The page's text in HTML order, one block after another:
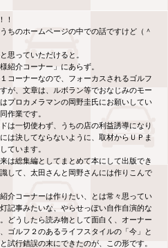
！
ちのホームページの中での話ですけど（＾
思っていただけると。
紹介コーナー」にあらず。
コーナーなので、フォーカスされるゴルフ
が、文章は、ルボラン等でおなじみのモー
プロカメラマンの岡野圭氏にお願いしてい
作業です。
は一切使わず、うちの店の利益誘導になり
は決してならないように、取材からＵＰま
ています。
は総集編としてまとめて本にして出版でき
して、太田さんと岡野さんには作りこんで
介コーナーは作りたい、とは常々思ってい
記事みたいな、やらせっぽい自作自演的な
どうしたら読み物として面白く、オーナー
ゴルフ２のあるライフスタイルの「今」と
試行錯誤の末にできたのが、この形です。